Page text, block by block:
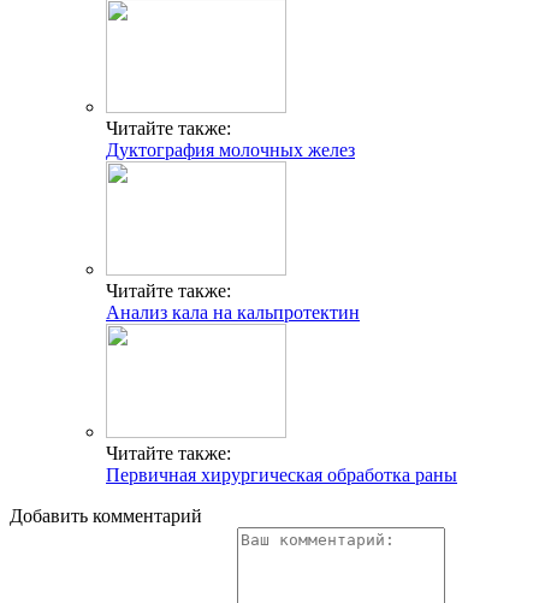
Читайте также:
Дуктография молочных желез
Читайте также:
Анализ кала на кальпротектин
Читайте также:
Первичная хирургическая обработка раны
Добавить комментарий